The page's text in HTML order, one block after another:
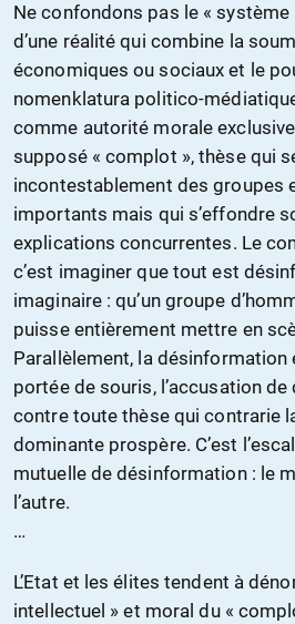
Ne confondons pas le « système
d’une réalité qui combine la
économiques ou sociaux et le
nomenklatura politico-
comme autorité morale
supposé « complot », thèse qui
incontestablement des groupes
importants mais qui s’effondre
explications concurrentes. Le
c’est imaginer que tout est
imaginaire : qu’un groupe
puisse entièrement mettre en
Parallèlement, la désinformation
portée de souris, l’accusation
contre toute thèse qui contrarie
dominante prospère. C’est
mutuelle de désinformation : le
l’autre.
…
L’Etat et les élites tendent à
intellectuel » et moral du «